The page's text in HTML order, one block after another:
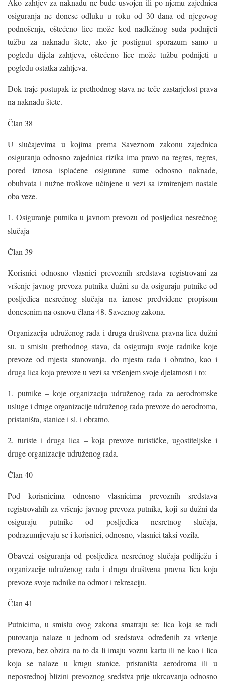
Ako zahtjev za naknadu ne bude usvojen ili po njemu zajednica
osiguranja ne donese odluku u roku od 30 dana od njegovog
podnošenja, oštećeno lice može kod nadležnog suda podnijeti
tužbu za naknadu štete, ako je postignut sporazum samo u
pogledu dijela zahtjeva, oštećeno lice može tužbu podnijeti u
pogledu ostatka zahtjeva.
Dok traje postupak iz prethodnog stava ne teče zastarjelost prava
na naknadu štete.
Član 38
U slučajevima u kojima prema Saveznom zakonu zajednica
osiguranja odnosno zajednica rizika ima pravo na regres, regres,
pored iznosa isplaćene osigurane sume odnosno naknade,
obuhvata i nužne troškove učinjene u vezi sa izmirenjem nastale
oba veze.
1. Osiguranje putnika u javnom prevozu od posljedica nesrećnog
slučaja
Član 39
Korisnici odnosno vlasnici prevoznih sredstava registrovani za
vršenje javnog prevoza putnika dužni su da osiguraju putnike od
posljedica nesrećnog slučaja na iznose predviđene propisom
donesenim na osnovu člana 48. Saveznog zakona.
Organizacija udruženog rada i druga društvena pravna lica dužni
su, u smislu prethodnog stava, da osiguraju svoje radnike koje
prevoze od mjesta stanovanja, do mjesta rada i obratno, kao i
druga lica koja prevoze u vezi sa vršenjem svoje djelatnosti i to:
1. putnike – koje organizacija udruženog rada za aerodromske
usluge i druge organizacije udruženog rada prevoze do aerodroma,
pristaništa, stanice i sl. i obratno,
2. turiste i druga lica – koja prevoze turističke, ugostiteljske i
druge organizacije udruženog rada.
Član 40
Pod korisnicima odnosno vlasnicima prevoznih sredstava
registrovahih za vršenje javnog prevoza putnika, koji su dužni da
osiguraju putnike od posljedica nesretnog slučaja,
podrazumijevaju se i korisnici, odnosno, vlasnici taksi vozila.
Obavezi osiguranja od posljedica nesrećnog slučaja podliježu i
organizacije udruženog rada i druga društvena pravna lica koja
prevoze svoje radnike na odmor i rekreaciju.
Član 41
Putnicima, u smislu ovog zakona smatraju se: lica koja se radi
putovanja nalaze u jednom od sredstava određenih za vršenje
prevoza, bez obzira na to da li imaju voznu kartu ili ne kao i lica
koja se nalaze u krugu stanice, pristaništa aerodroma ili u
neposrednoj blizini prevoznog sredstva prije ukrcavanja odnosno